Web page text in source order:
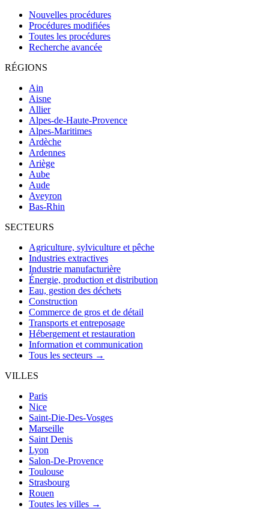
Nouvelles procédures
Procédures modifiées
Toutes les procédures
Recherche avancée
RÉGIONS
Ain
Aisne
Allier
Alpes-de-Haute-Provence
Alpes-Maritimes
Ardèche
Ardennes
Ariège
Aube
Aude
Aveyron
Bas-Rhin
SECTEURS
Agriculture, sylviculture et pêche
Industries extractives
Industrie manufacturière
Énergie, production et distribution
Eau, gestion des déchets
Construction
Commerce de gros et de détail
Transports et entreposage
Hébergement et restauration
Information et communication
Tous les secteurs →
VILLES
Paris
Nice
Saint-Die-Des-Vosges
Marseille
Saint Denis
Lyon
Salon-De-Provence
Toulouse
Strasbourg
Rouen
Toutes les villes →